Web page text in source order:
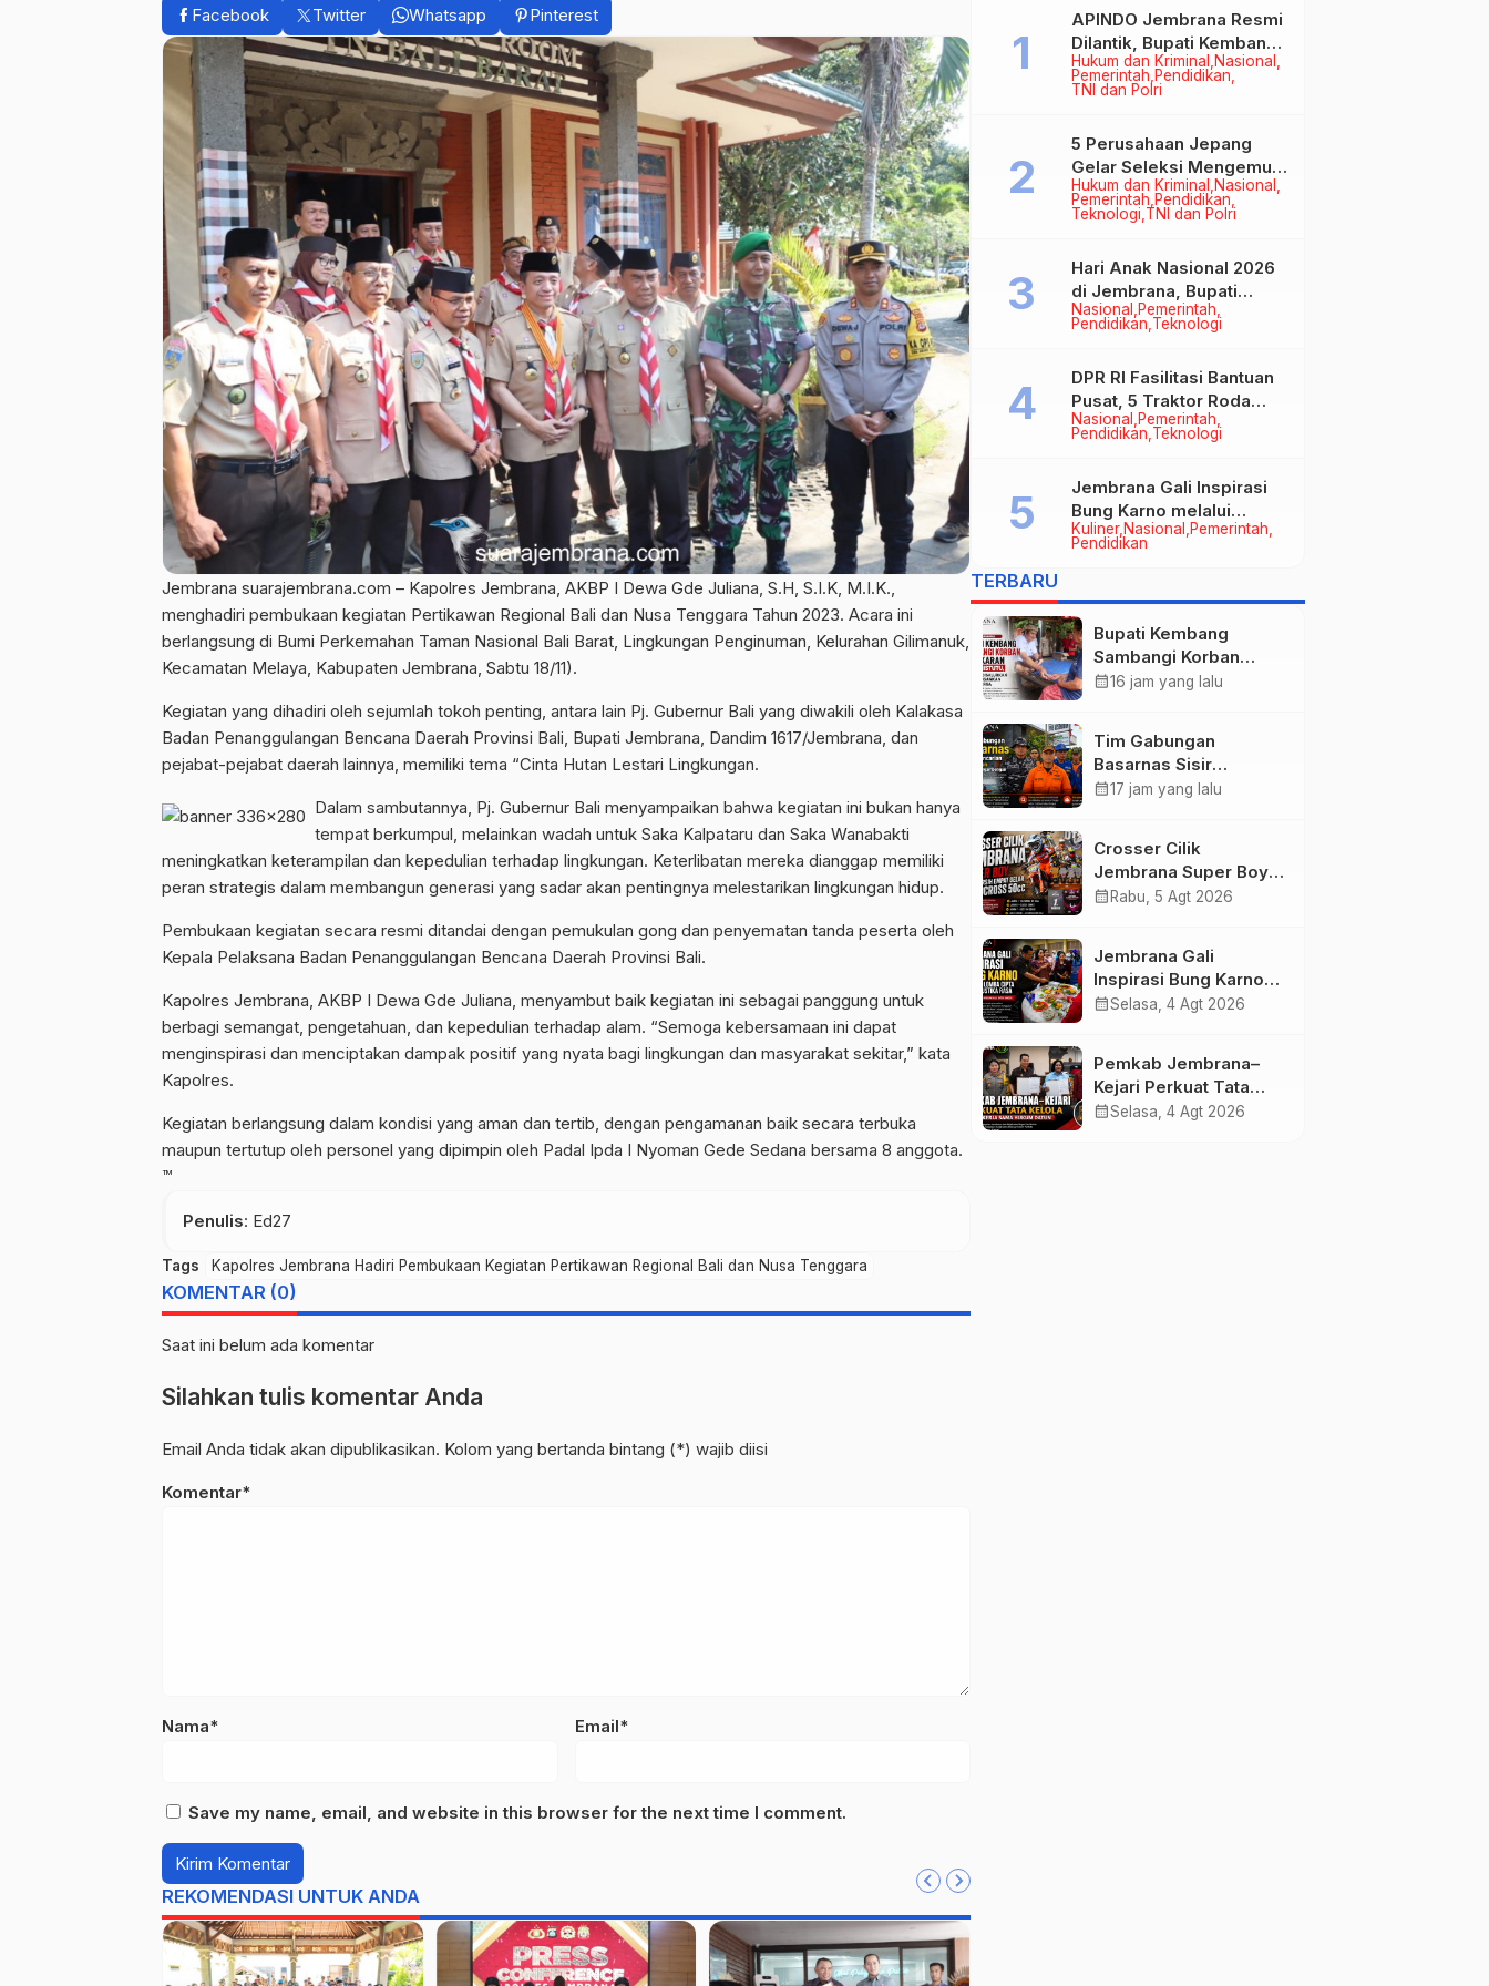
Facebook
Twitter Whatsapp Pinterest
Jembrana suarajembrana.com – Kapolres Jembrana, AKBP I Dewa Gde Juliana, S.H, S.I.K, M.I.K.,
menghadiri pembukaan kegiatan Pertikawan Regional Bali dan Nusa Tenggara Tahun 2023. Acara ini
berlangsung di Bumi Perkemahan Taman Nasional Bali Barat, Lingkungan Penginuman, Kelurahan Gilimanuk,
Kecamatan Melaya, Kabupaten Jembrana, Sabtu 18/11).
Kegiatan yang dihadiri oleh sejumlah tokoh penting, antara lain Pj. Gubernur Bali yang diwakili oleh Kalakasa
Badan Penanggulangan Bencana Daerah Provinsi Bali, Bupati Jembrana, Dandim 1617/Jembrana, dan
pejabat-pejabat daerah lainnya, memiliki tema “Cinta Hutan Lestari Lingkungan.
Dalam sambutannya, Pj. Gubernur Bali menyampaikan bahwa kegiatan ini bukan hanya
tempat berkumpul, melainkan wadah untuk Saka Kalpataru dan Saka Wanabakti
meningkatkan keterampilan dan kepedulian terhadap lingkungan. Keterlibatan mereka dianggap memiliki
peran strategis dalam membangun generasi yang sadar akan pentingnya melestarikan lingkungan hidup.
Pembukaan kegiatan secara resmi ditandai dengan pemukulan gong dan penyematan tanda peserta oleh
Kepala Pelaksana Badan Penanggulangan Bencana Daerah Provinsi Bali.
Kapolres Jembrana, AKBP I Dewa Gde Juliana, menyambut baik kegiatan ini sebagai panggung untuk
berbagi semangat, pengetahuan, dan kepedulian terhadap alam. “Semoga kebersamaan ini dapat
menginspirasi dan menciptakan dampak positif yang nyata bagi lingkungan dan masyarakat sekitar,” kata
Kapolres.
Kegiatan berlangsung dalam kondisi yang aman dan tertib, dengan pengamanan baik secara terbuka
maupun tertutup oleh personel yang dipimpin oleh Padal Ipda I Nyoman Gede Sedana bersama 8 anggota.
™
Penulis: Ed27
Tags Kapolres Jembrana Hadiri Pembukaan Kegiatan Pertikawan Regional Bali dan Nusa Tenggara
KOMENTAR (0)
Saat ini belum ada komentar
Silahkan tulis komentar Anda
Email Anda tidak akan dipublikasikan. Kolom yang bertanda bintang (*) wajib diisi
Komentar*
Nama* Email*
Save my name, email, and website in this browser for the next time I comment.
REKOMENDASI UNTUK ANDA
Hukum dan Kriminal
Nasional
Pemerintah Pendidikan
TNI dan Polri
APINDO Jembrana Resmi
Dilantik, Bupati Kembang
Minta Pengusaha Jadi
Motor Penggerak
Hukum dan Kriminal
Nasional
Pemerintah Pendidikan
Teknologi TNI dan Polri
5 Perusahaan Jepang
Gelar Seleksi Mengemudi
di Jembrana, Buka
Peluang Kerja bagi Calon
Nasional
Pemerintah
Pendidikan Teknologi
Hari Anak Nasional 2026
di Jembrana, Bupati
Kembang Tegaskan
Pentingnya Karakter dan
Nasional
Pemerintah
Pendidikan Teknologi
DPR RI Fasilitasi Bantuan
Pusat, 5 Traktor Roda
Empat Resmi Perkuat
Mekanisasi Pertanian
Kuliner Nasional
Pemerintah
Pendidikan
Jembrana Gali Inspirasi
Bung Karno melalui
Lomba Cipta Menu
TERBARU
Bupati Kembang
Sambangi Korban
Kebakaran di
Ringankan Beban
Warga
calendar_month16 jam yang lalu
Tim Gabungan
Basarnas Sisir
Pencarian Nelayan
calendar_month17 jam yang lalu
Crosser Cilik
Jembrana Super Boy
Sapu Bersih Empat
calendar_month Rabu, 5 Agt 2026
Jembrana Gali
Inspirasi Bung Karno
melalui Lomba Cipta
calendar_monthSelasa, 4 Agt 2026
Pemkab Jembrana–
Kejari Perkuat Tata
Kelola Lewat Kerja
calendar_monthSelasa, 4 Agt 2026